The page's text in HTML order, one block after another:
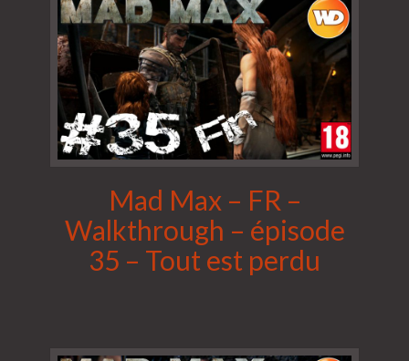
Mad Max – FR –
Walkthrough – épisode
35 – Tout est perdu